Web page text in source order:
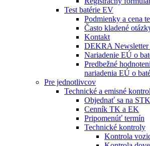
Test batérie EV
Podmienky a cena
Často kladené
Kontakt
DEKRA Newsletter
Nariadenie EÚ o
Predbežné
nariadenia EÚ o
Pre jednotlivcov
Technické a emisné
Objednať sa na STK
Cenník TK a EK
Pripomenúť termín
Technické kontroly
Kontrola